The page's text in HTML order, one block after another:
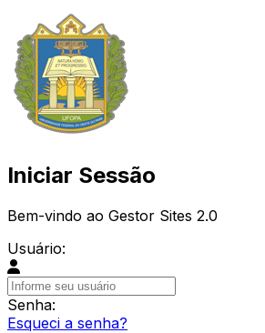
Iniciar Sessão
Bem-vindo ao Gestor Sites 2.0
Usuário:
Senha:
Esqueci a senha?